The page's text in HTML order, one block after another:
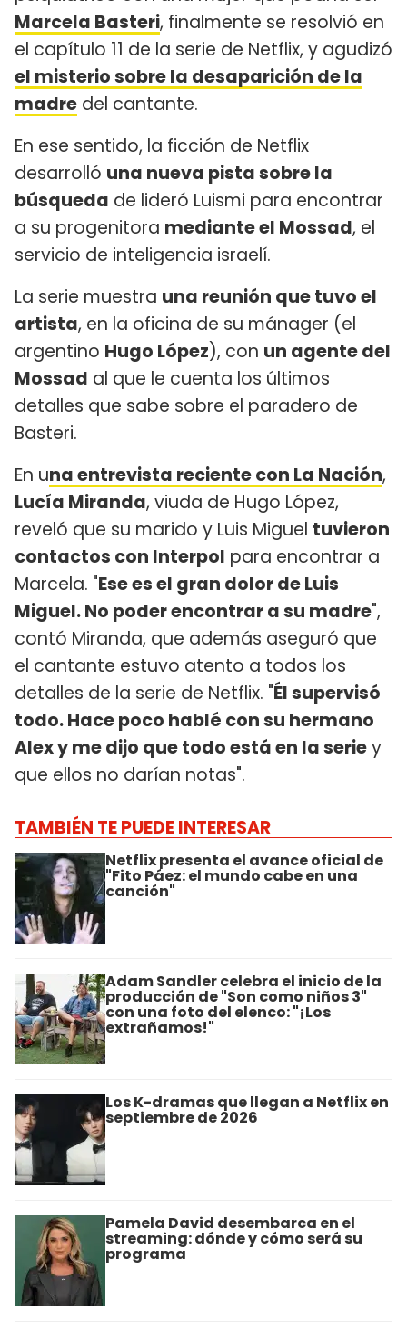
Marcela Basteri, finalmente se resolvió en
el capítulo 11 de la serie de Netflix, y agudizó
el misterio sobre la desaparición de la
madre del cantante.
En ese sentido, la ficción de Netflix
desarrolló una nueva pista sobre la
búsqueda de lideró Luismi para encontrar
a su progenitora mediante el Mossad, el
servicio de inteligencia israelí.
La serie muestra una reunión que tuvo el
artista, en la oficina de su mánager (el
argentino Hugo López), con un agente del
Mossad al que le cuenta los últimos
detalles que sabe sobre el paradero de
Basteri.
En una entrevista reciente con La Nación,
Lucía Miranda, viuda de Hugo López,
reveló que su marido y Luis Miguel tuvieron
contactos con Interpol para encontrar a
Marcela. "Ese es el gran dolor de Luis
Miguel. No poder encontrar a su madre",
contó Miranda, que además aseguró que
el cantante estuvo atento a todos los
detalles de la serie de Netflix. "Él supervisó
todo. Hace poco hablé con su hermano
Alex y me dijo que todo está en la seriey
que ellos no darían notas".
TAMBIÉN TE PUEDE INTERESAR
Netflix presenta el avance oficial de
"Fito Páez: el mundo cabe en una
canción"
Adam Sandler celebra el inicio de la
producción de "Son como niños 3"
con una foto del elenco: "¡Los
extrañamos!"
Los K-dramas que llegan a Netflix en
septiembre de 2026
Pamela David desembarca en el
streaming: dónde y cómo será su
programa